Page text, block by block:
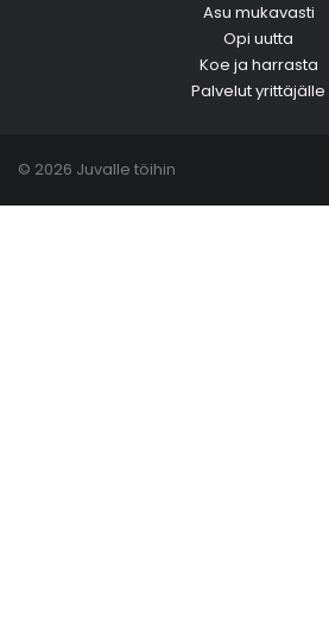
Asu mukavasti
Opi uutta
Koe ja harrasta
Palvelut yrittäjälle
© 2026 Juvalle töihin